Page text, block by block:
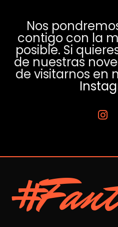
Nos
contigo con la
posible. Si
de nuestras
de visitarnos en